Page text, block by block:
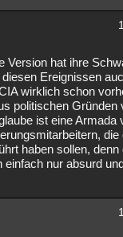
Version hat ihre
Ereignissen
wirklich schon
politischen Gründen
ist eine Armada
die
haben sollen,
einfach nur absurd